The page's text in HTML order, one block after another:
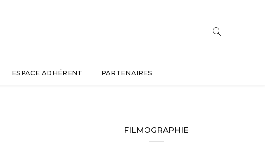
ESPACE ADHÉRENT PARTENAIRES
FILMOGRAPHIE